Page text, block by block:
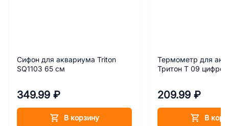
Сифон для аквариума Triton
SQ1103 65 см
349.99 ₽
В корзину
Термометр для
Тритон Т 09
209.99 ₽
В